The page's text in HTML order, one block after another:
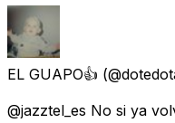
EL GUAPO👍
@jazztel_es No si ya